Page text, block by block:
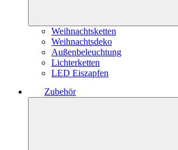
Weihnachtsketten
Weihnachtsdeko
Außenbeleuchtung
Lichterketten
LED Eiszapfen
Zubehör